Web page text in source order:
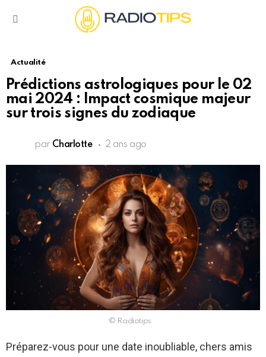
Actualité
Prédictions astrologiques pour le 02
mai 2024 : Impact cosmique majeur
sur trois signes du zodiaque
par Charlotte 2 ans ago
© Radiotips
Préparez-vous pour une date inoubliable, chers amis